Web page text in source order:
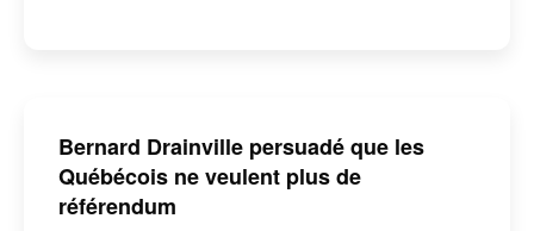
Bernard Drainville persuadé que les
Québécois ne veulent plus de
référendum